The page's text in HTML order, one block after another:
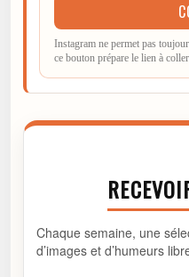
Instagram ne permet pas
ce bouton prépare le lien à
Chaque semaine, une
d’images et d’humeurs